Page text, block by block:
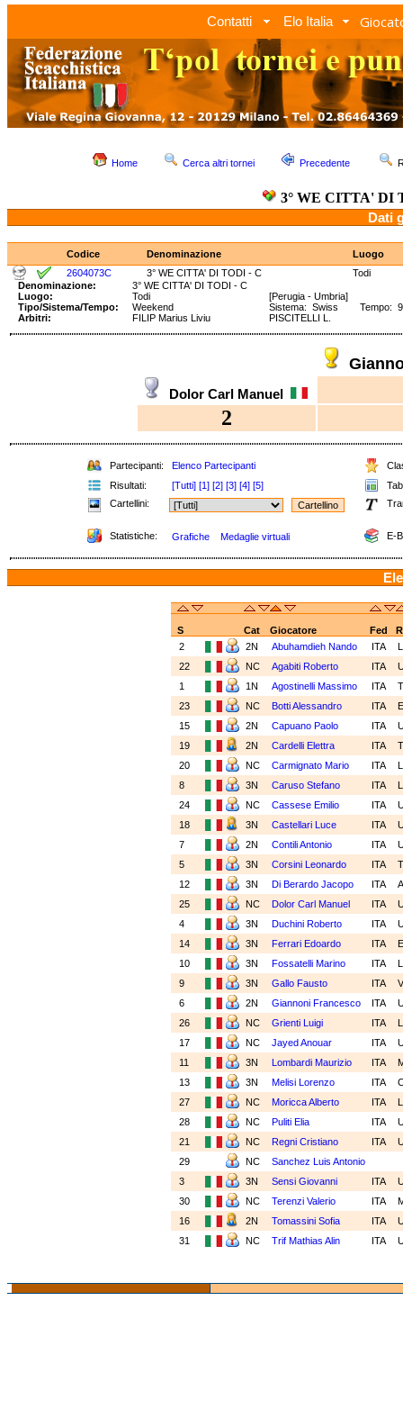
Contatti Elo Italia
Home Cerca altri tornei Precedente
3° WE CITTA' DI
Dati
Codice Denominazione
Luogo
2604073C
3° WE CITTA' DI TODI - C
Todi
Denominazione:
3° WE CITTA' DI TODI - C
Luogo:
Todi
[Perugia - Umbria]
Tipo/Sistema/Tempo:
Weekend
Sistema: Swiss Tempo:
Arbitri:
FILIP Marius Liviu PISCITELLI L.
Dolor Carl Manuel
2
Partecipanti: Elenco Partecipanti
Risultati:
[Tutti] [1] [2] [3] [4] [5]
Cartellini:
Statistiche: Grafiche Medaglie virtuali E-
S Cat Giocatore Fed
2
2N Abuhamdieh Nando ITA
22
NC Agabiti Roberto ITA
1
1N Agostinelli Massimo ITA
23
NC Botti Alessandro ITA
15
2N Capuano Paolo ITA
19
2N Cardelli Elettra ITA
20
NC Carmignato Mario ITA
8
3N Caruso Stefano ITA
24
NC Cassese Emilio ITA
18
3N Castellari Luce ITA
7
2N Contili Antonio ITA
5
3N Corsini Leonardo ITA
12
3N Di Berardo Jacopo ITA
25
NC Dolor Carl Manuel ITA
4
3N Duchini Roberto ITA
14
3N Ferrari Edoardo ITA
10
3N Fossatelli Marino ITA
9
3N Gallo Fausto ITA
6
2N Giannoni Francesco ITA
26
NC Grienti Luigi ITA
17
NC Jayed Anouar ITA
11
3N Lombardi Maurizio ITA
13
3N Melisi Lorenzo ITA
27
NC Moricca Alberto ITA
28
NC Puliti Elia ITA
21
NC Regni Cristiano ITA
29
NC
Sanchez Luis Antonio
3
3N Sensi Giovanni ITA
30
NC Terenzi Valerio ITA
16
2N Tomassini Sofia ITA
31
NC Trif Mathias Alin ITA